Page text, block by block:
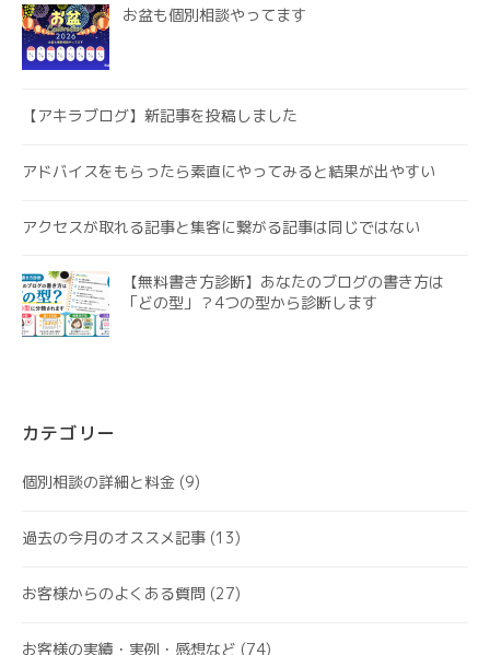
お盆も個別相談やってます
【アキラブログ】新記事を投稿しました
アドバイスをもらったら素直にやってみると結果が出やすい
アクセスが取れる記事と集客に繋がる記事は同じではない
【無料書き方診断】あなたのブログの書き方は
「どの型」？4つの型から診断します
カテゴリー
個別相談の詳細と料金 (9)
過去の今月のオススメ記事 (13)
お客様からのよくある質問 (27)
お客様の実績・実例・感想など (74)